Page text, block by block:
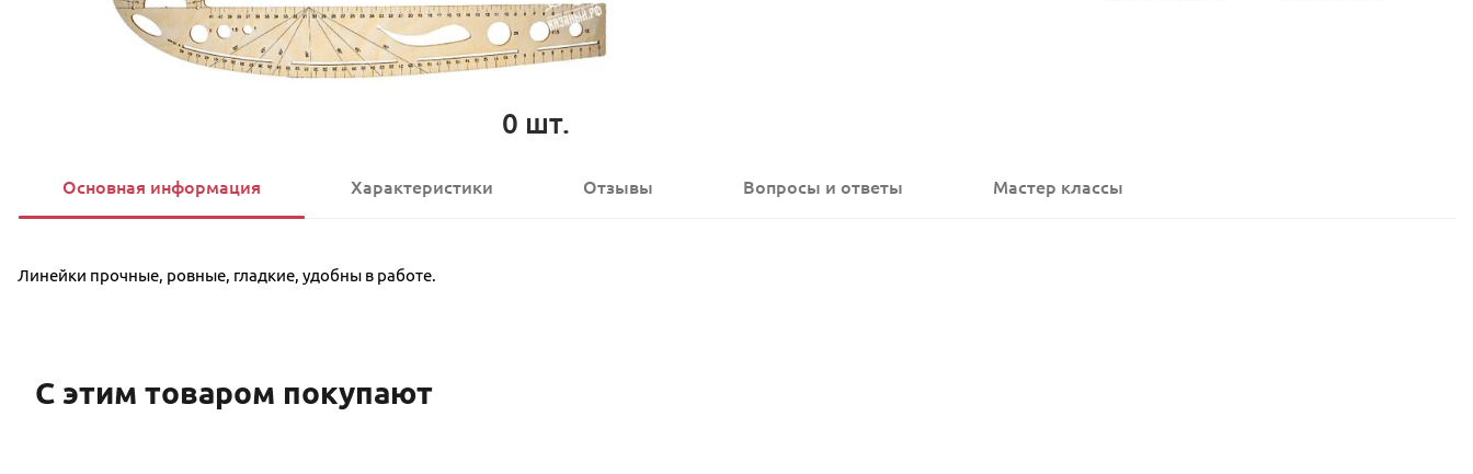
0 шт.
Основная информация Характеристики Отзывы Вопросы и ответы Мастер классы
Линейки прочные, ровные, гладкие, удобны в работе.
С этим товаром покупают